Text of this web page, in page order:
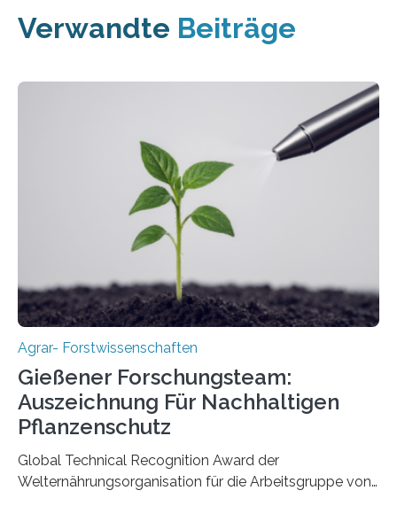
Verwandte Beiträge
Agrar- Forstwissenschaften
Gießener Forschungsteam:
Auszeichnung Für Nachhaltigen
Pflanzenschutz
Global Technical Recognition Award der
Welternährungsorganisation für die Arbeitsgruppe von